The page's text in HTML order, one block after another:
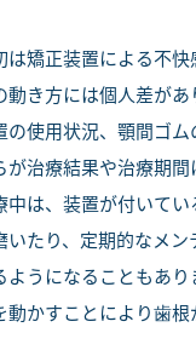
矯正装置による不快
き方には個人差があ
使用状況、顎間ゴム
が治療結果や治療期間
は、装置が付いてい
いたり、定期的なメ
ようになることもあり
かすことにより歯根